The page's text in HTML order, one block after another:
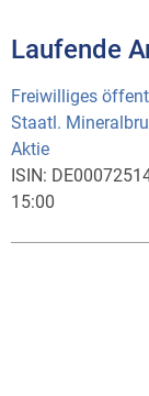
Laufende
Freiwilliges
Staatl.
Aktie
ISIN:
15:00